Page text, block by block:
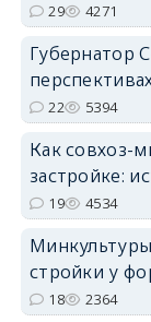
29 4271
Губернатор
22 5394
Как совхоз-
застройке:
19 4534
стройки у
18 2364